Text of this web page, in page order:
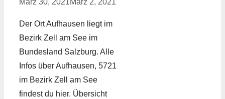
März 30, 2021März 2, 2021
Der Ort Aufhausen liegt im
Bezirk Zell am See im
Bundesland Salzburg. Alle
Infos über Aufhausen, 5721
im Bezirk Zell am See
findest du hier. Übersicht